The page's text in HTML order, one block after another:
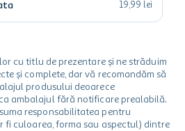
19,99 lei
cu titlu de prezentare și ne străduim
și complete, dar vă recomandăm să
produsului deoarece
ambalajul fără notificare prealabilă.
responsabilitatea pentru
fi culoarea, forma sau aspectul) dintre